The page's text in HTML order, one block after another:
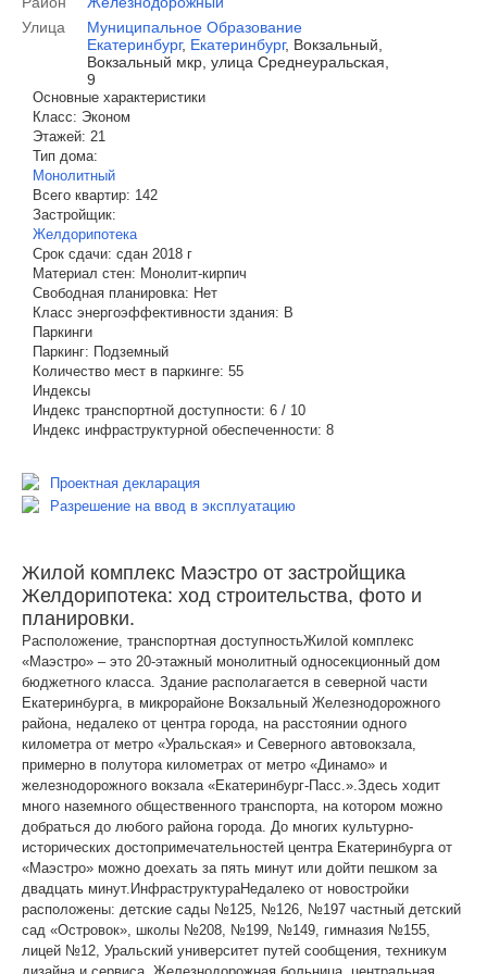
Улица
Муниципальное Образование
Екатеринбург, Екатеринбург, Вокзальный,
Вокзальный мкр, улица Среднеуральская,
9
Основные характеристики
Класс: Эконом
Этажей: 21
Тип дома:
Монолитный
Всего квартир: 142
Застройщик:
Желдорипотека
Срок сдачи: сдан 2018 г
Материал стен: Монолит-кирпич
Свободная планировка: Нет
Класс энергоэффективности здания: B
Паркинги
Паркинг: Подземный
Количество мест в паркинге: 55
Индексы
Индекс транспортной доступности: 6 / 10
Индекс инфраструктурной обеспеченности: 8
Проектная декларация
Разрешение на ввод в эксплуатацию
Жилой комплекс Маэстро от застройщика
Желдорипотека: ход строительства, фото и
планировки.
Расположение, транспортная доступностьЖилой комплекс
«Маэстро» – это 20-этажный монолитный односекционный дом
бюджетного класса. Здание располагается в северной части
Екатеринбурга, в микрорайоне Вокзальный Железнодорожного
района, недалеко от центра города, на расстоянии одного
километра от метро «Уральская» и Северного автовокзала,
примерно в полутора километрах от метро «Динамо» и
железнодорожного вокзала «Екатеринбург-Пасс.».Здесь ходит
много наземного общественного транспорта, на котором можно
добраться до любого района города. До многих культурно-
исторических достопримечательностей центра Екатеринбурга от
«Маэстро» можно доехать за пять минут или дойти пешком за
двадцать минут.ИнфраструктураНедалеко от новостройки
расположены: детские сады №125, №126, №197 частный детский
сад «Островок», школы №208, №199, №149, гимназия №155,
лицей №12, Уральский университет путей сообщения, техникум